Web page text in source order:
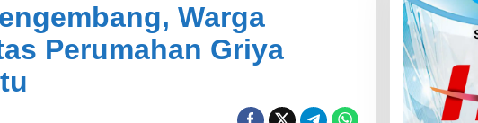
Warga
Perumahan Griya